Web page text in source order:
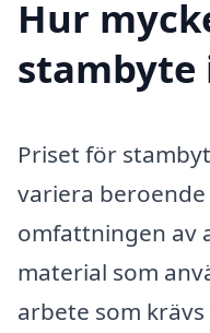
Hur
stambyte
Priset för
variera
omfattningen av
material som
arbete som